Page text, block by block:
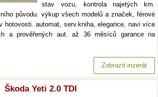
stav vozu, kontrola najetých km.
původu. výkup všech modelů a značek, férové
hotovosti. automat, serv.kniha, elegance, navi více
a prověřených aut. až 36 měsíců garance na
Zobrazit inzerát
Škoda Yeti 2.0 TDI